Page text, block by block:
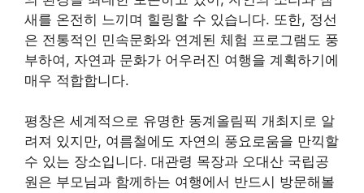
새를 온전히 느끼며 힐링할 수 있습니다. 또한, 정선
은 전통적인 민속문화와 연계된 체험 프로그램도 풍
부하여, 자연과 문화가 어우러진 여행을 계획하기에
매우 적합합니다.
평창은 세계적으로 유명한 동계올림픽 개최지로 알
려져 있지만, 여름철에도 자연의 풍요로움을 만끽할
수 있는 장소입니다. 대관령 목장과 오대산 국립공
원은 부모님과 함께하는 여행에서 반드시 방문해볼